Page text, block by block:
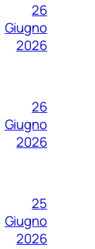
26
Giugno
2026
26
Giugno
2026
25
Giugno
2026